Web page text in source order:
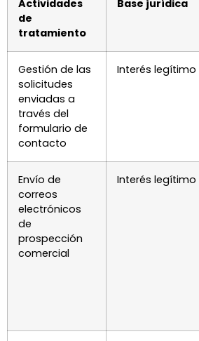
Actividades
de
tratamiento
Base jurídica
Gestión de las
solicitudes
enviadas a
través del
formulario de
contacto
Interés legítimo
Envío de
correos
electrónicos
de
prospección
comercial
Interés legítimo